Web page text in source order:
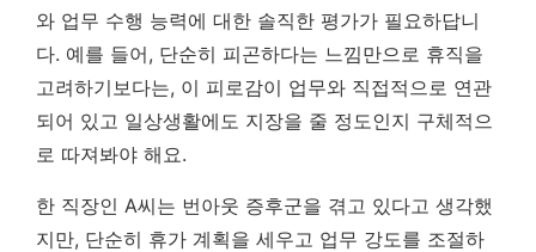
와 업무 수행 능력에 대한 솔직한 평가가 필요하답니
다. 예를 들어, 단순히 피곤하다는 느낌만으로 휴직을
고려하기보다는, 이 피로감이 업무와 직접적으로 연관
되어 있고 일상생활에도 지장을 줄 정도인지 구체적으
로 따져봐야 해요.
한 직장인 A씨는 번아웃 증후군을 겪고 있다고 생각했
지만, 단순히 휴가 계획을 세우고 업무 강도를 조절하